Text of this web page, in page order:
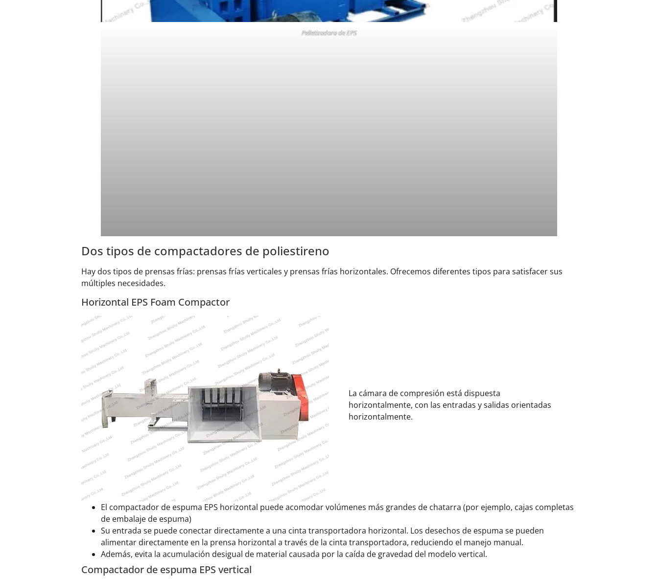
Pelletizadora de EPS
Dos tipos de compactadores de poliestireno
Hay dos tipos de prensas frías: prensas frías verticales y prensas frías horizontales. Ofrecemos diferentes tipos para satisfacer sus
múltiples necesidades.
Horizontal EPS Foam Compactor
La cámara de compresión está dispuesta
horizontalmente, con las entradas y salidas orientadas
horizontalmente.
El compactador de espuma EPS horizontal puede acomodar volúmenes más grandes de chatarra (por ejemplo, cajas completas
de embalaje de espuma)
Su entrada se puede conectar directamente a una cinta transportadora horizontal. Los desechos de espuma se pueden
alimentar directamente en la prensa horizontal a través de la cinta transportadora, reduciendo el manejo manual.
Además, evita la acumulación desigual de material causada por la caída de gravedad del modelo vertical.
Compactador de espuma EPS vertical